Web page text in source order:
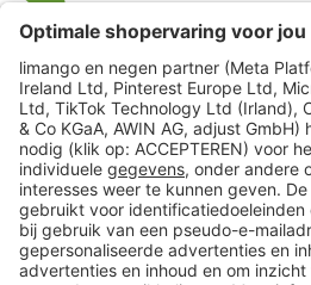
limango
Veilig winkelen
Klantenservice
Shop
Acties